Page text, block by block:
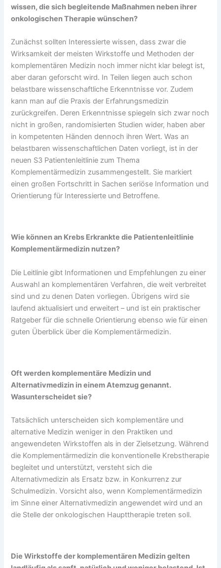
wissen, die sich begleitende Maßnahmen neben ihrer
onkologischen Therapiewünschen?
Zunächst sollten Interessierte wissen, dass zwar die
Wirksamkeit der meisten Wirkstoffe und Methoden der
komplementären Medizin noch immer nicht klar belegt ist,
aber daran geforscht wird. In Teilen liegen auch schon
belastbare wissenschaftliche Erkenntnisse vor. Zudem
kann man auf die Praxis der Erfahrungsmedizin
zurückgreifen. Deren Erkenntnisse spiegeln sich zwar noch
nicht in großen, randomisierten Studien wider, haben aber
in kompetenten Händen dennoch ihren Wert. Was an
belastbaren wissenschaftlichen Daten vorliegt, ist in der
neuen S3 Patientenleitlinie zum Thema
Komplementärmedizin zusammengestellt. Sie markiert
einen großen Fortschritt in Sachen seriöse Information und
Orientierung für Interessierte und Betroffene.
Wie können an Krebs Erkrankte die Patientenleitlinie
Komplementärmedizin nutzen?
Die Leitlinie gibt Informationen und Empfehlungen zu einer
Auswahl an komplementären Verfahren, die weit verbreitet
sind und zu denen Daten vorliegen. Übrigens wird sie
laufend aktualisiert und erweitert – und ist ein praktischer
Ratgeber für die schnelle Orientierung ebenso wie für einen
guten Überblick über die Komplementärmedizin.
Oft werden komplementäre Medizin und
Alternativmedizin in einem Atemzug genannt.
Wasunterscheidet sie?
Tatsächlich unterscheiden sich komplementäre und
alternative Medizin weniger in den Praktiken und
angewendeten Wirkstoffen als in der Zielsetzung. Während
die Komplementärmedizin die konventionelle Krebstherapie
begleitet und unterstützt, versteht sich die
Alternativmedizin als Ersatz bzw. in Konkurrenz zur
Schulmedizin. Vorsicht also, wenn Komplementärmedizin
im Sinne einer Alternativmedizin angewendet wird und an
die Stelle der onkologischen Haupttherapie treten soll.
Die Wirkstoffe der komplementären Medizin gelten